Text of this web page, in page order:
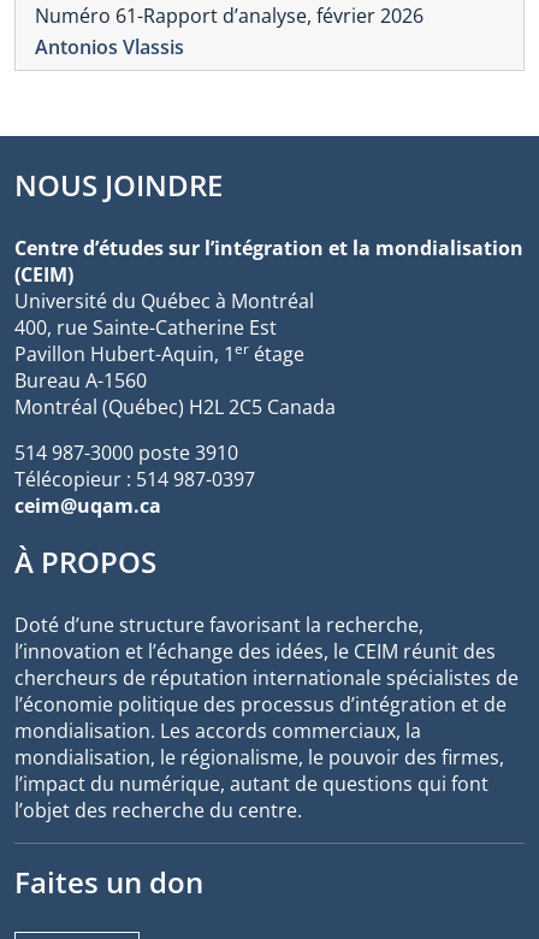
Numéro 61-Rapport d’analyse, février 2026
Antonios Vlassis
NOUS JOINDRE
Centre d’études sur l’intégration et la mondialisation
(CEIM)
Université du Québec à Montréal
400, rue Sainte-Catherine Est
Pavillon Hubert-Aquin, 1er étage
Bureau A-1560
Montréal (Québec) H2L 2C5 Canada
514 987-3000 poste 3910
Télécopieur : 514 987-0397
ceim@uqam.ca
À PROPOS
Doté d’une structure favorisant la recherche,
l’innovation et l’échange des idées, le CEIM réunit des
chercheurs de réputation internationale spécialistes de
l’économie politique des processus d’intégration et de
mondialisation. Les accords commerciaux, la
mondialisation, le régionalisme, le pouvoir des firmes,
l’impact du numérique, autant de questions qui font
l’objet des recherche du centre.
Faites un don